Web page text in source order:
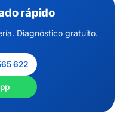
rápido
Diagnóstico gratuito.
622